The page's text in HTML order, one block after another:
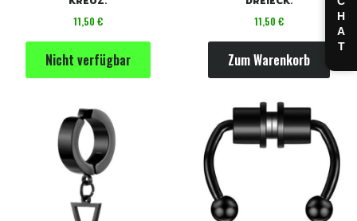
CHAT
Preis
11,50 €
Nicht verfügbar
Preis
11,50 €
Zum Warenkorb